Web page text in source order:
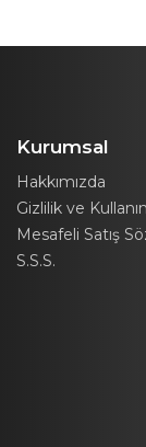
Kurumsal
Hakkımızda
Gizlilik ve
Mesafeli Satış
S.S.S.